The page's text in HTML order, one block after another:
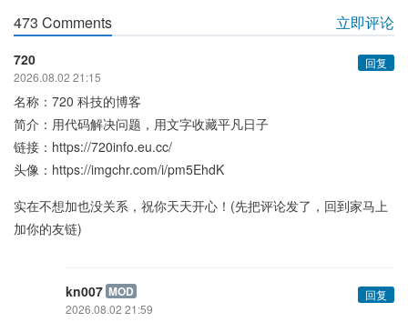
473 Comments 立即评论
720
回复
2026.08.02 21:15
名称：720 科技的博客
简介：用代码解决问题，用文字收藏平凡日子
链接：https://720info.eu.cc/
头像：https://imgchr.com/i/pm5EhdK
实在不想加也没关系，祝你天天开心！(先把评论发了，回到家马上
加你的友链)
kn007 MOD
回复
2026.08.02 21:59